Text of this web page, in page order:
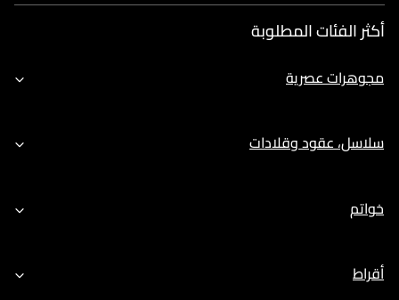
أكثر الفئات المطلوبة
مجوهرات عصرية
سلاسل، عقود وقلادات
خواتم
أقراط